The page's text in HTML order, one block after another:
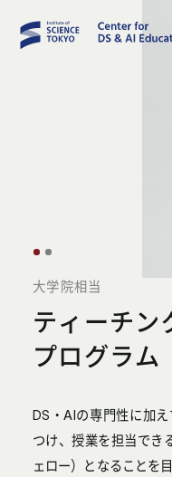
大学院相当
ティーチン
プログラム
DS・AIの専門性に加
つけ、授業を担当でき
ェロー）となることを